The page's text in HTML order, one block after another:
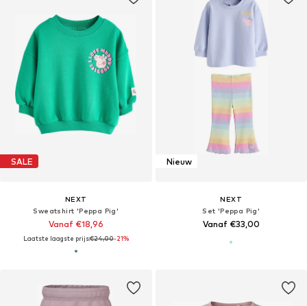
SALE
NEXT
Sweatshirt 'Peppa Pig'
Vanaf €18,96
Laatste laagste prijs:€24,00-21%
Nieuw
NEXT
Set 'Peppa Pig'
Vanaf €33,00